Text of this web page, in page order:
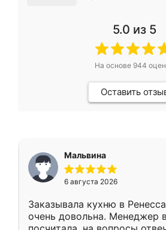
5.0 из 5
На основе 944
Оставить
Мальвина
6 августа 2026
Заказывала кухню в
очень довольна. Менеджер